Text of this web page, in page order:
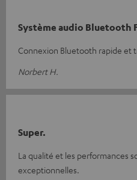
Système audio Bluetooth
Connexion Bluetooth rapide et
Norbert H.
Super.
La qualité et les performances
exceptionnelles.